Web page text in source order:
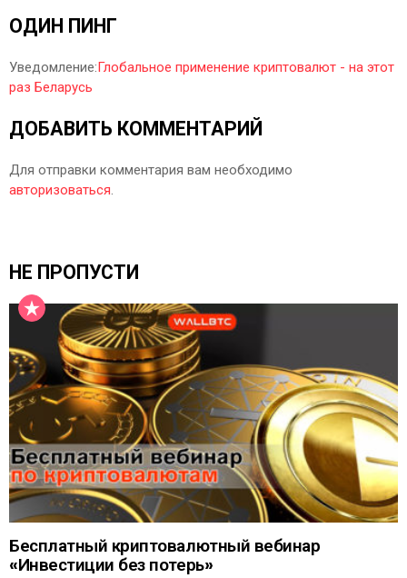
ОДИН ПИНГ
Уведомление: Глобальное применение криптовалют - на этот
раз Беларусь
ДОБАВИТЬ КОММЕНТАРИЙ
Для отправки комментария вам необходимо
авторизоваться.
НЕ ПРОПУСТИ
Бесплатный криптовалютный вебинар
«Инвестиции без потерь»